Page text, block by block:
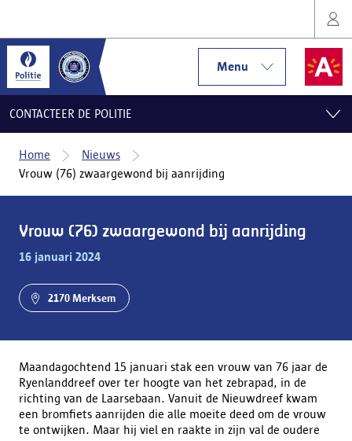
Menu
CONTACTEER DE POLITIE
Home
Nieuws
Vrouw (76) zwaargewond bij aanrijding
Vrouw (76) zwaargewond bij aanrijding
16 januari 2024
2170 Merksem
Maandagochtend 15 januari stak een vrouw van 76 jaar de
Ryenlanddreef over ter hoogte van het zebrapad, in de
richting van de Laarsebaan. Vanuit de Nieuwdreef kwam
een bromfiets aanrijden die alle moeite deed om de vrouw
te ontwijken. Maar hij viel en raakte in zijn val de oudere